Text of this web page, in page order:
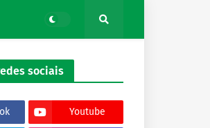
sociais
Youtube